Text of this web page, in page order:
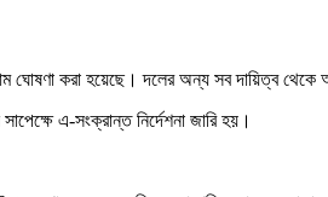
ঘোষণা করা হয়েছে। দলের অন্য সব দায়িত্ব থেকে
এ-সংক্রান্ত নির্দেশনা জারি হয়।